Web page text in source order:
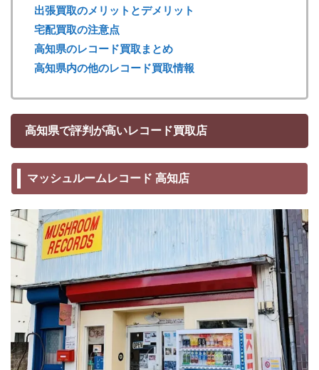
出張買取のメリットとデメリット
宅配買取の注意点
高知県のレコード買取まとめ
高知県内の他のレコード買取情報
高知県で評判が高いレコード買取店
マッシュルームレコード 高知店